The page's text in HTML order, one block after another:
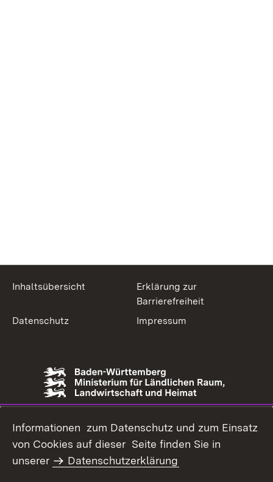
Inhaltsübersicht
Erklärung zur
Barrierefreiheit
Datenschutz
Impressum
Informationen zum Datenschutz und zum Einsatz
von Cookies auf dieser Seite finden Sie in
unserer
Datenschutzerklärung